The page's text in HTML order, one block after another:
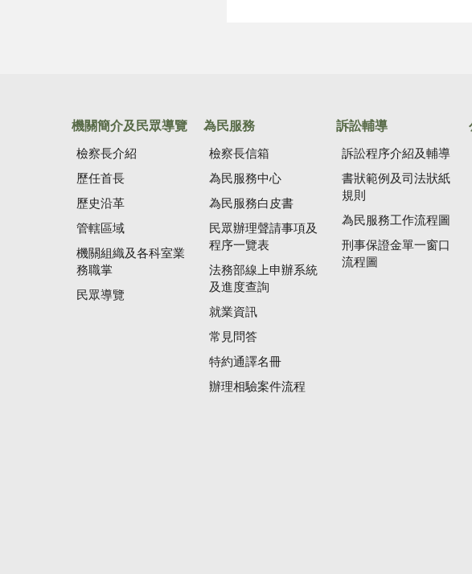
機關簡介及民眾導覽
檢察長介紹
歷任首長
歷史沿革
管轄區域
機關組織及各科室業
務職掌
民眾導覽
為民服務
檢察長信箱
為民服務中心
為民服務白皮書
民眾辦理聲請事項及
程序一覽表
法務部線上申辦系統
及進度查詢
就業資訊
常見問答
特約通譯名冊
辦理相驗案件流程
訴訟輔導
訴訟程序介紹及輔導
書狀範例及司法狀紙
規則
為民服務工作流程圖
刑事保證金單一窗口
流程圖